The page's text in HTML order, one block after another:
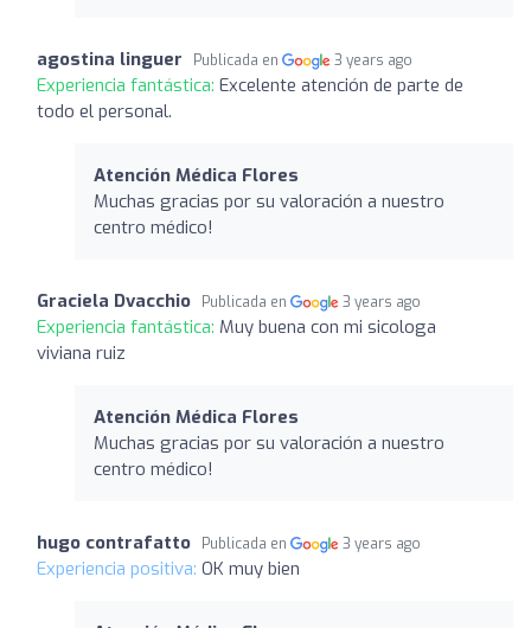
agostina linguer Publicada en 3 years ago
Experiencia fantástica: Excelente atención de parte de
todo el personal.
Atención Médica Flores
Muchas gracias por su valoración a nuestro
centro médico!
Graciela Dvacchio Publicada en 3 years ago
Experiencia fantástica: Muy buena con mi sicologa
viviana ruiz
Atención Médica Flores
Muchas gracias por su valoración a nuestro
centro médico!
hugo contrafatto Publicada en 3 years ago
Experiencia positiva: OK muy bien